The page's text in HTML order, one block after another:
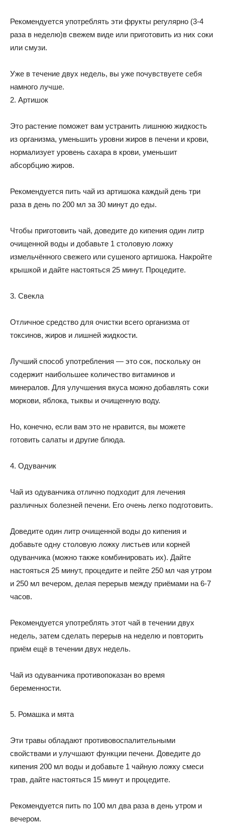
Рекомендуется употреблять эти фрукты регулярно (3-4
раза в неделю)в свежем виде или приготовить из них соки
или смузи.
Уже в течение двух недель, вы уже почувствуете себя
намного лучше.
2. Артишок
Это растение поможет вам устранить лишнюю жидкость
из организма, уменьшить уровни жиров в печени и крови,
нормализует уровень сахара в крови, уменьшит
абсорбцию жиров.
Рекомендуется пить чай из артишока каждый день три
раза в день по 200 мл за 30 минут до еды.
Чтобы приготовить чай, доведите до кипения один литр
очищенной воды и добавьте 1 столовую ложку
измельчённого свежего или сушеного артишока. Накройте
крышкой и дайте настояться 25 минут. Процедите.
3. Свекла
Отличное средство для очистки всего организма от
токсинов, жиров и лишней жидкости.
Лучший способ употребления — это сок, поскольку он
содержит наибольшее количество витаминов и
минералов. Для улучшения вкуса можно добавлять соки
моркови, яблока, тыквы и очищенную воду.
Но, конечно, если вам это не нравится, вы можете
готовить салаты и другие блюда.
4. Одуванчик
Чай из одуванчика отлично подходит для лечения
различных болезней печени. Его очень легко подготовить.
Доведите один литр очищенной воды до кипения и
добавьте одну столовую ложку листьев или корней
одуванчика (можно также комбинировать их). Дайте
настояться 25 минут, процедите и пейте 250 мл чая утром
и 250 мл вечером, делая перерыв между приёмами на 6-7
часов.
Рекомендуется употреблять этот чай в течении двух
недель, затем сделать перерыв на неделю и повторить
приём ещё в течении двух недель.
Чай из одуванчика противопоказан во время
беременности.
5. Ромашка и мята
Эти травы обладают противовоспалительными
свойствами и улучшают функции печени. Доведите до
кипения 200 мл воды и добавьте 1 чайную ложку смеси
трав, дайте настояться 15 минут и процедите.
Рекомендуется пить по 100 мл два раза в день утром и
вечером.